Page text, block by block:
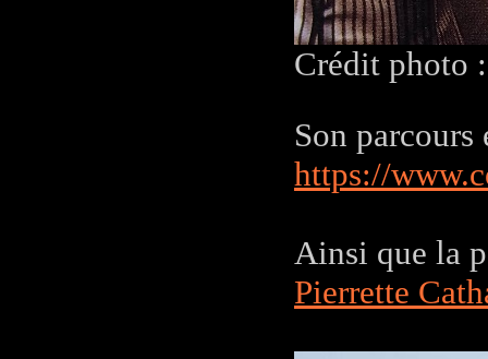
Crédit photo
Son parcours
https://
Ainsi que la
Pierrette